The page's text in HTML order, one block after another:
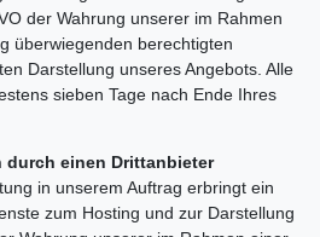
der Wahrung unserer im Rahmen
überwiegenden berechtigten
Darstellung unseres Angebots. Alle
sieben Tage nach Ende Ihres
einen Drittanbieter
in unserem Auftrag erbringt ein
zum Hosting und zur Darstellung